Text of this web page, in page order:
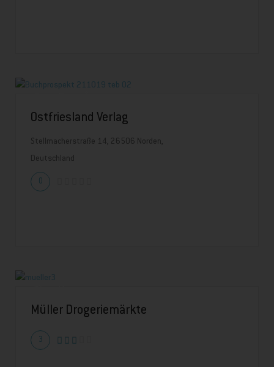
Ostfriesland Verlag
Stellmacherstraße 14, 26506 Norden,
Deutschland
0
Müller Drogeriemärkte
3